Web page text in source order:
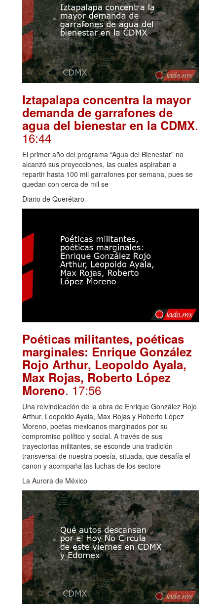
Iztapalapa concentra la mayor
demanda de garrafones de
agua del bienestar en la CDMX.
16:44
El primer año del programa “Agua del Bienestar” no
alcanzó sus proyecciones, las cuales aspiraban a
repartir hasta 100 mil garrafones por semana, pues se
quedan con cerca de mil se
Diario de Querétaro
Poéticas militantes, poéticas
marginales: Enrique González
Rojo Arthur, Leopoldo Ayala,
Max Rojas, Roberto López
Moreno. 17:56
Una reivindicación de la obra de Enrique González Rojo
Arthur, Leopoldo Ayala, Max Rojas y Roberto López
Moreno, poetas mexicanos marginados por su
compromiso político y social. A través de sus
trayectorias militantes, se esconde una tradición
transversal de nuestra poesía, situada, que desafía el
canon y acompaña las luchas de los sectore
La Aurora de México